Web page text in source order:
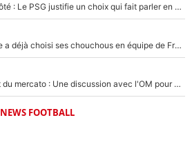
Lucas Chevalier laissé de côté : Le PSG justifie un choix qui fait parler en plein mercato
Olise, Doué, Cherki… Zidane a déjà choisi ses chouchous en équipe de France ? L’IA annonce des surprises sans Kylian Mbappé !
Amine Gouiri est très inquiet du mercato : Une discussion avec l'OM pour acter son transfert !
NEWS FOOTBALL